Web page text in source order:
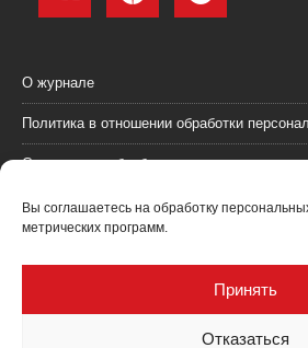
Вы соглашаетесь на обработку
метрических программ.
Принять
Отказаться
О журнале
Политика в отношении обработки
Согласие на обработку персональных
Пользовательское соглашение (оферта)